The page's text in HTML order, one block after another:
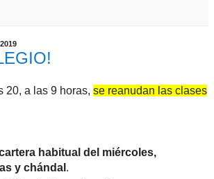
20, a las 9 horas, se reanudan las clases
habitual del miércoles,
y chándal .